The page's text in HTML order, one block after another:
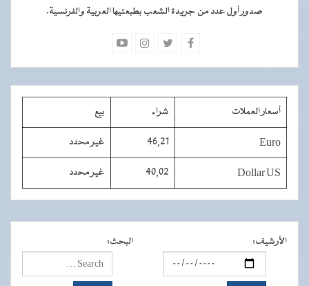
صدور أول عدد من جريدة الشعب بطبعتيها العربية والفرنسية.
أسعار العملات شراء بيع
Euro
46,21 غير محدد
Dollar US
40,02 غير محدد
الأرشيف: البحث: